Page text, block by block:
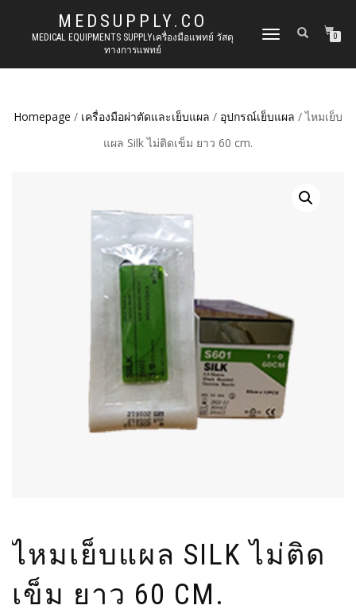
MEDSUPPLY.CO
MEDICAL EQUIPMENTS SUPPLYเครื่องมือแพทย์ วัสดุ
ทางการแพทย์
TOGGLE
0
Homepage / เครื่องมือผ่าตัดและเย็บแผล / อุปกรณ์เย็บแผล / ไหมเย็บ
แผล Silk ไม่ติดเข็ม ยาว 60 cm.
ไหมเย็บแผล SILK ไม่ติด
เข็ม ยาว 60 CM.